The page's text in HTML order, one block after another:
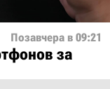
Позавчера в 09:21
за